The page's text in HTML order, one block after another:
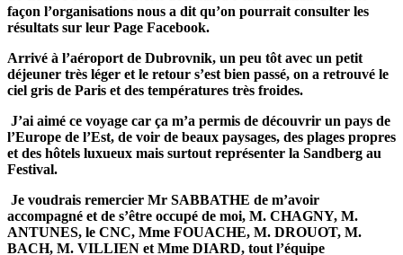
façon l’organisations nous a dit qu’on pourrait consulter les
résultats sur leur Page Facebook.
Arrivé à l’aéroport de Dubrovnik, un peu tôt avec un petit
déjeuner très léger et le retour s’est bien passé, on a retrouvé le
ciel gris de Paris et des températures très froides.
J’ai aimé ce voyage car ça m’a permis de découvrir un pays de
l’Europe de l’Est, de voir de beaux paysages, des plages propres
et des hôtels luxueux mais surtout représenter la Sandberg au
Festival.
Je voudrais remercier Mr SABBATHE de m’avoir
accompagné et de s’être occupé de moi, M. CHAGNY, M.
ANTUNES, le CNC, Mme FOUACHE, M. DROUOT, M.
BACH, M. VILLIEN et Mme DIARD, tout l’équipe